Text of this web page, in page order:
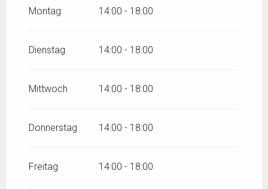
Montag 14:00 - 18:00
Dienstag 14:00 - 18:00
Mittwoch 14:00 - 18:00
Donnerstag 14:00 - 18:00
Freitag 14:00 - 18:00